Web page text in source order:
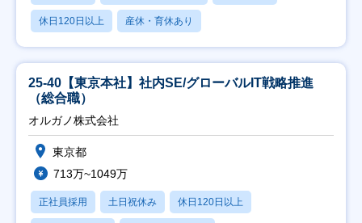
休日120日以上 産休・育休あり
25-40【東京本社】社内SE/グローバルIT戦略推進
（総合職）
オルガノ株式会社
東京都
713万~1049万
正社員採用 土日祝休み 休日120日以上